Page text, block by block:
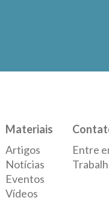
Materiais
Artigos
Notícias
Eventos
Vídeos
Entre